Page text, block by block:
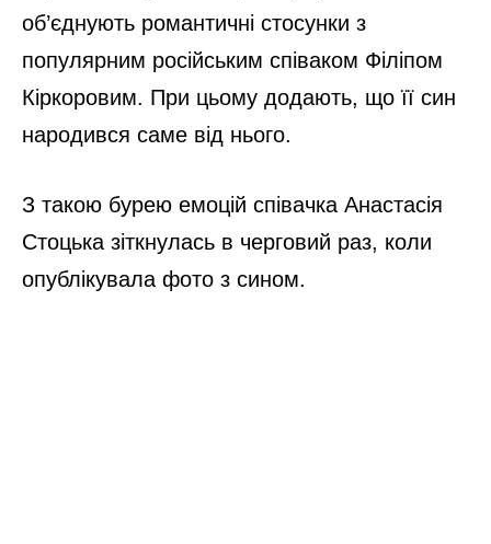
об’єднують романтичні стосунки з
популярним російським співаком Філіпом
Кіркоровим. При цьому додають, що її син
народився саме від нього.
З такою бурею емоцій співачка Анастасія
Стоцька зіткнулась в черговий раз, коли
опублікувала фото з сином.